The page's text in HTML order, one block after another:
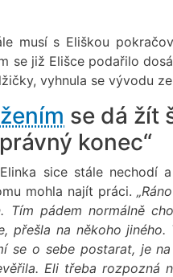
musí s Eliškou
se již Elišce podařilo
vyhnula se vývodu
se dá žít
konec“
sice stále nechodí
mohla najít práci.
Tím pádem normálně
přešla na někoho
se o sebe postarat, je
Eli třeba rozpozná